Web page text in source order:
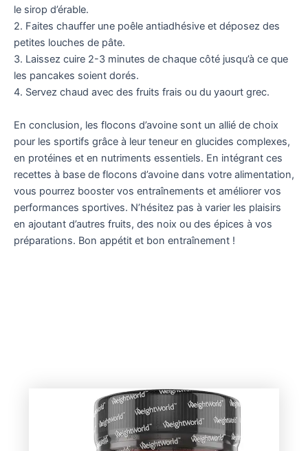
le sirop d’érable.
2. Faites chauffer une poêle antiadhésive et déposez des
petites louches de pâte.
3. Laissez cuire 2-3 minutes de chaque côté jusqu’à ce que
les pancakes soient dorés.
4. Servez chaud avec des fruits frais ou du yaourt grec.
En conclusion, les flocons d’avoine sont un allié de choix
pour les sportifs grâce à leur teneur en glucides complexes,
en protéines et en nutriments essentiels. En intégrant ces
recettes à base de flocons d’avoine dans votre alimentation,
vous pourrez booster vos entraînements et améliorer vos
performances sportives. N’hésitez pas à varier les plaisirs
en ajoutant d’autres fruits, des noix ou des épices à vos
préparations. Bon appétit et bon entraînement !